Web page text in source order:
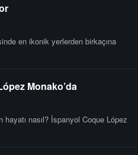
en ikonik yerlerden birkaçına
Monako’da
nasıl? İspanyol Coque López